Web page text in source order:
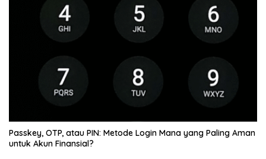
Passkey, OTP, atau PIN: Metode Login Mana yang Paling Aman
untuk Akun Finansial?